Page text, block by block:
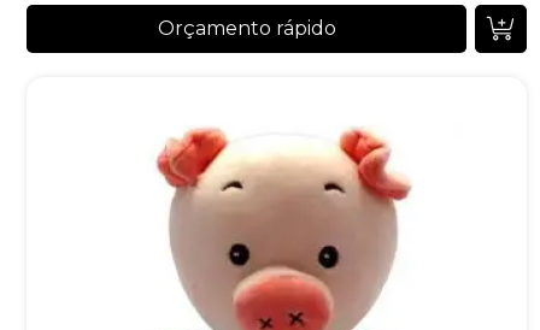
Orçamento rápido